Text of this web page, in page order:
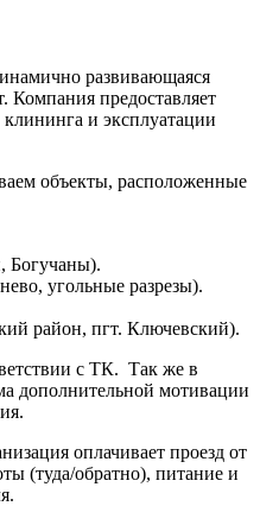
развивающаяся
Компания предоставляет
и эксплуатации
объекты, расположенные
Богучаны).
угольные разрезы).
район, пгт. Ключевский).
с ТК. Так же в
дополнительной мотивации
оплачивает проезд от
(туда/обратно), питание и